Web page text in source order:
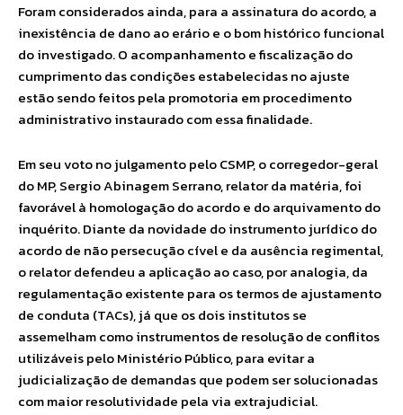
Foram considerados ainda, para a assinatura do acordo, a
inexistência de dano ao erário e o bom histórico funcional
do investigado. O acompanhamento e fiscalização do
cumprimento das condições estabelecidas no ajuste
estão sendo feitos pela promotoria em procedimento
administrativo instaurado com essa finalidade.
Em seu voto no julgamento pelo CSMP, o corregedor-geral
do MP, Sergio Abinagem Serrano, relator da matéria, foi
favorável à homologação do acordo e do arquivamento do
inquérito. Diante da novidade do instrumento jurídico do
acordo de não persecução cível e da ausência regimental,
o relator defendeu a aplicação ao caso, por analogia, da
regulamentação existente para os termos de ajustamento
de conduta (TACs), já que os dois institutos se
assemelham como instrumentos de resolução de conflitos
utilizáveis pelo Ministério Público, para evitar a
judicialização de demandas que podem ser solucionadas
com maior resolutividade pela via extrajudicial.